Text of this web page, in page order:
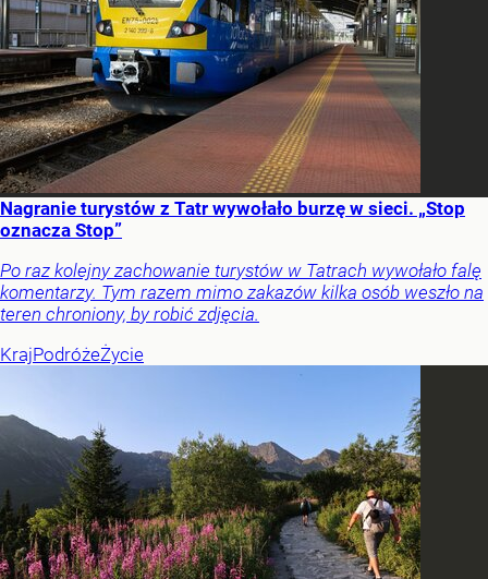
Nagranie turystów z Tatr wywołało burzę w sieci. „Stop
oznacza Stop”
Po raz kolejny zachowanie turystów w Tatrach wywołało falę
komentarzy. Tym razem mimo zakazów kilka osób weszło na
teren chroniony, by robić zdjęcia.
KrajPodróżeŻycie